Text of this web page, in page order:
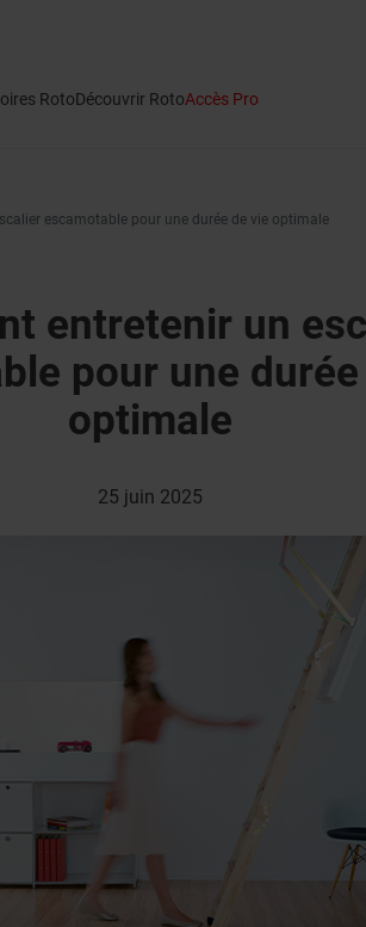
RotoDécouvrir RotoAccès Pro
escamotable pour une durée de vie optimale
entretenir un
pour une
optimale
25 juin 2025